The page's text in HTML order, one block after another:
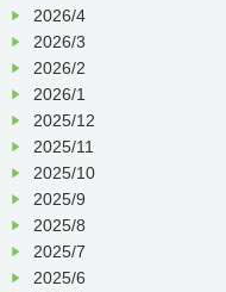
2026/4
2026/3
2026/2
2026/1
2025/12
2025/11
2025/10
2025/9
2025/8
2025/7
2025/6